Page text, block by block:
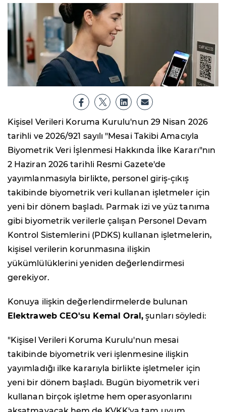
Kişisel Verileri Koruma Kurulu'nun 29 Nisan 2026
tarihli ve 2026/921 sayılı "Mesai Takibi Amacıyla
Biyometrik Veri İşlenmesi Hakkında İlke Kararı"nın
2 Haziran 2026 tarihli Resmi Gazete'de
yayımlanmasıyla birlikte, personel giriş-çıkış
takibinde biyometrik veri kullanan işletmeler için
yeni bir dönem başladı. Parmak izi ve yüz tanıma
gibi biyometrik verilerle çalışan Personel Devam
Kontrol Sistemlerini (PDKS) kullanan işletmelerin,
kişisel verilerin korunmasına ilişkin
yükümlülüklerini yeniden değerlendirmesi
gerekiyor.
Konuya ilişkin değerlendirmelerde bulunan
Elektraweb CEO'su Kemal Oral, şunları söyledi:
"Kişisel Verileri Koruma Kurulu'nun mesai
takibinde biyometrik veri işlenmesine ilişkin
yayımladığı ilke kararıyla birlikte işletmeler için
yeni bir dönem başladı. Bugün biyometrik veri
kullanan birçok işletme hem operasyonlarını